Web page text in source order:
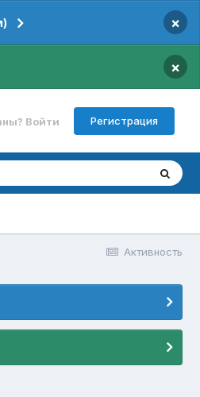
×
×
Войти Регистрация
Активность